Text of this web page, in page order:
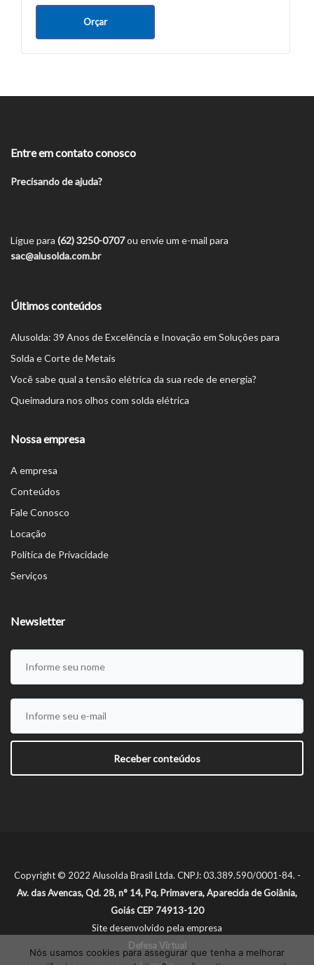
Orçar
Entre em contato conosco
Precisando de ajuda?
Ligue para (62) 3250-0707ou envie um e-mail para
sac@alusolda.com.br
Últimos conteúdos
Alusolda: 39 Anos de Excelência e Inovação em Soluções para
Solda e Corte de Metais
Você sabe qual a tensão elétrica da sua rede de energia?
Queimadura nos olhos com solda elétrica
Nossa empresa
A empresa
Conteúdos
Fale Conosco
Locação
Política de Privacidade
Serviços
Newsletter
Copyright © 2022 Alusolda Brasil Ltda. CNPJ: 03.389.590/0001-84. -
Av. das Avencas, Qd. 28, n° 14, Pq. Primavera, Aparecida de Goiânia,
Goiás CEP 74913-120
Site desenvolvido pela empresa
Defesa Virtual
Nós usamos cookies para assegurar que tenha a melhorar